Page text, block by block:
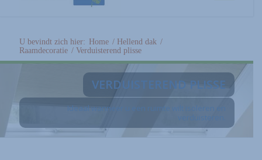
U bevindt zich hier: Home / Hellend dak /
Raamdecoratie / Verduisterend plisse
VERDUISTEREND PLISSE
Ideaal wanneer u een ruimte wilt isoleren en